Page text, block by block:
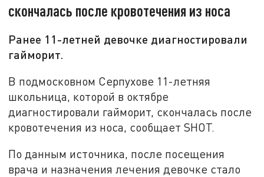
скончалась после кровотечения из носа
Ранее 11-летней девочке диагностировали
гайморит.
В подмосковном Серпухове 11-летняя
школьница, которой в октябре
диагностировали гайморит, скончалась после
кровотечения из носа, сообщает SHOT.
По данным источника, после посещения
врача и назначения лечения девочке стало